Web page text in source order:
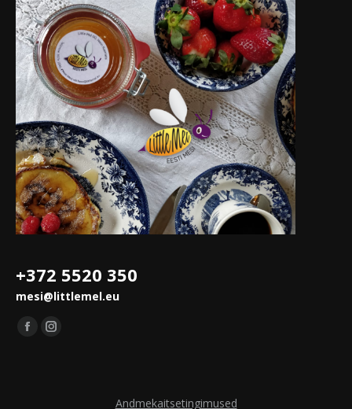
+372 5520 350
mesi@littlemel.eu
Leidke meid saidilt:
FacebookInstagram
Andmekaitsetingimused